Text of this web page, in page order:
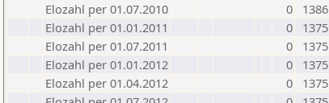
Elozahl per 01.07.2010
0
1386
Elozahl per 01.01.2011
0
1375
Elozahl per 01.07.2011
0
1375
Elozahl per 01.01.2012
0
1375
Elozahl per 01.04.2012
0
1375